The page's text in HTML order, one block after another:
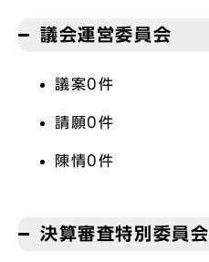
議会運営委員会
議案0件
請願0件
陳情0件
決算審査特別委員会